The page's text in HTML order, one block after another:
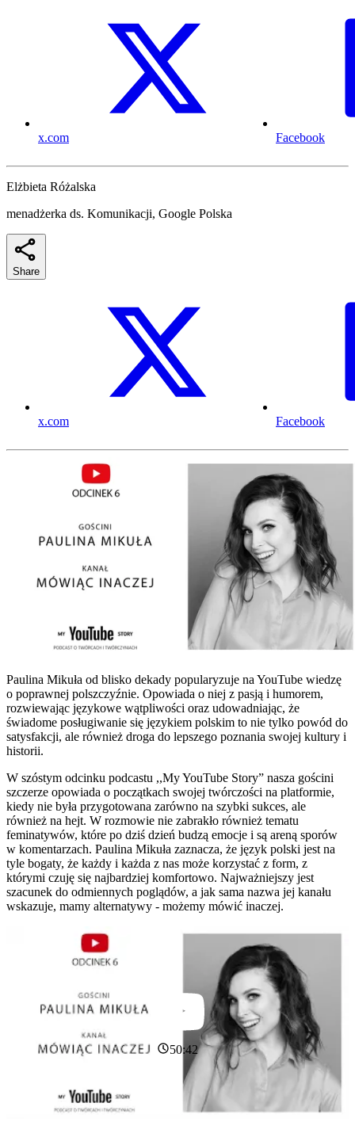
x.com Facebook
Elżbieta Różalska
menadżerka ds. Komunikacji, Google Polska
Share
x.com Facebook
Paulina Mikuła od blisko dekady popularyzuje na YouTube wiedzę
o poprawnej polszczyźnie. Opowiada o niej z pasją i humorem,
rozwiewając językowe wątpliwości oraz udowadniając, że
świadome posługiwanie się językiem polskim to nie tylko powód do
satysfakcji, ale również droga do lepszego poznania swojej kultury i
historii.
W szóstym odcinku podcastu ,,My YouTube Story” nasza gościni
szczerze opowiada o początkach swojej twórczości na platformie,
kiedy nie była przygotowana zarówno na szybki sukces, ale
również na hejt. W rozmowie nie zabrakło również tematu
feminatywów, które po dziś dzień budzą emocje i są areną sporów
w komentarzach. Paulina Mikuła zaznacza, że język polski jest na
tyle bogaty, że każdy i każda z nas może korzystać z form, z
którymi czuję się najbardziej komfortowo. Najważniejszy jest
szacunek do odmiennych poglądów, a jak sama nazwa jej kanału
wskazuje, mamy alternatywy - możemy mówić inaczej.
50:42